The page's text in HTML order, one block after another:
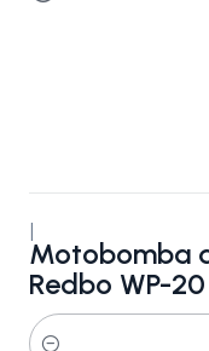
Motobomba
Redbo WP-